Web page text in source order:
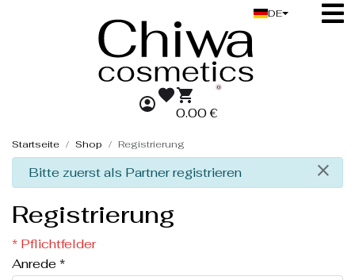
DE
0
0.00 €
Startseite Shop Registrierung
×
Bitte zuerst als Partner registrieren
Registrierung
* Pflichtfelder
Anrede *